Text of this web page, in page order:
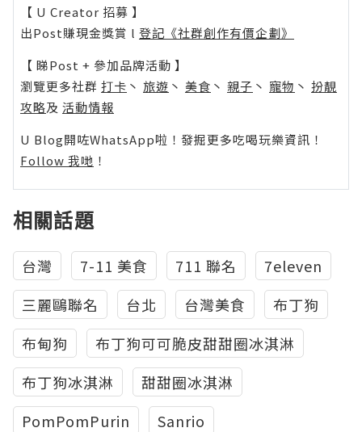
【 U Creator 招募 】
出Post賺現金獎賞 l 登記《社群創作有價企劃》
【 睇Post + 參加品牌活動 】
瀏覽更多社群 打卡 丶 旅遊 丶 美食 丶 親子 丶 寵物 丶 扮靚
攻略及 活動情報
U Blog開咗WhatsApp啦！發掘更多吃喝玩樂資訊！
Follow 我哋 ！
相關話題
台灣 7-11 美食 711 聯名
7eleven
三麗鷗聯名
台北 台灣美食
布丁狗
布甸狗
布丁狗可可脆皮甜甜圈冰淇淋
布丁狗冰淇淋
甜甜圈冰淇淋
PomPomPurin
Sanrio